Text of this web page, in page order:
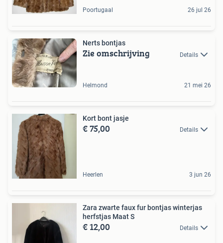
Poortugaal 26 jul 26
Nerts bontjas
Zie omschrijving Details
Helmond 21 mei 26
Kort bont jasje
€ 75,00 Details
Heerlen 3 jun 26
Zara zwarte faux fur bontjas winterjas
herfstjas Maat S
€ 12,00 Details